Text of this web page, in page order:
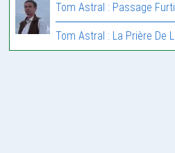
Tom Astral : Passage
Tom Astral : La Prière De